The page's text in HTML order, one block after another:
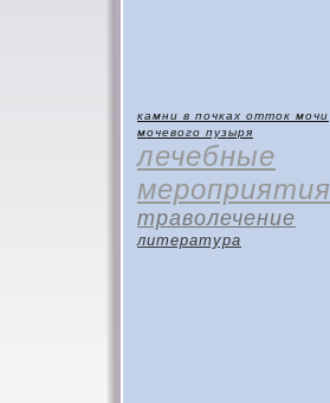
камни в почках отток мочи
мочевого пузыря
лечебные
мероприятия
траволечение
литература